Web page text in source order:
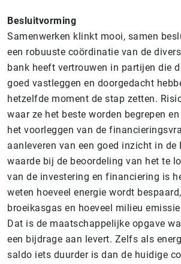
Besluitvorming
Samenwerken klinkt mooi, samen
een robuuste coördinatie van de
bank heeft vertrouwen in partijen die
goed vastleggen en doorgedacht
hetzelfde moment de stap zetten.
waar ze het beste worden begrepen
het voorleggen van de
aanleveren van een goed inzicht in de
waarde bij de beoordeling van het te
van de investering en financiering is
weten hoeveel energie wordt
broeikasgas en hoeveel milieu
Dat is de maatschappelijke opgave
een bijdrage aan levert. Zelfs als
saldo iets duurder is dan de huidige